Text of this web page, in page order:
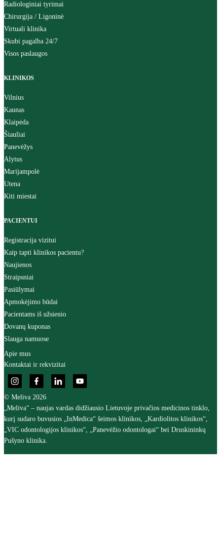
Radiologiniai tyrimai
Chirurgija / Ligoninė
Virtuali klinika
Skubi pagalba 24/7
Visos paslaugos
KLINIKOS
Vilnius
Kaunas
Klaipėda
Šiauliai
Panevėžys
Alytus
Marijampolė
Utena
Kiti miestai
PACIENTUI
Registracija vizitui
Kaip tapti klinikos pacientu?
Naujienos
Straipsniai
Pasiūlymai
Apmokėjimo būdai
Pacientams iš užsienio
Dovanų kuponas
Slauga namuose
Apie mus
Kontaktai ir rekvizitai
© Meliva 2026
„Meliva“ – naujas vardas didžiausio Lietuvoje privačios medicinos tinklo,
kurį sudaro buvusios „InMedica“ šeimos klinikos, „Kardiolitos klinikos“,
„VIC odontologijos klinikos“, „Panevėžio odontologai“ bei Druskininkų
Pušyno klinika.